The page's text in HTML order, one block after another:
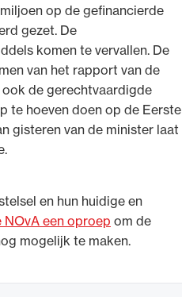
op de gefinancierde
gezet. De
komen te vervallen. De
van het rapport van de
ook de gerechtvaardigde
te hoeven doen op de Eerste
gisteren van de minister laat
en hun huidige en
NOvA een oproep om de
mogelijk te maken.